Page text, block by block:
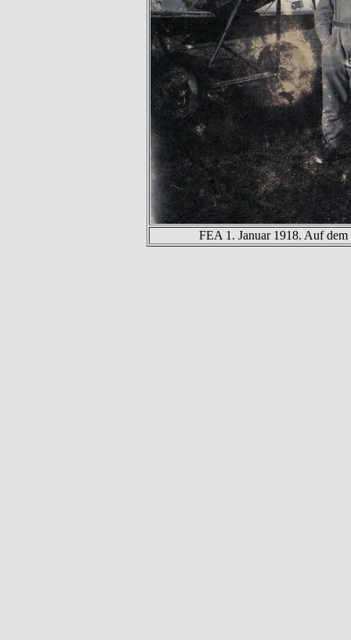
FEA 1. Januar 1918. Auf dem